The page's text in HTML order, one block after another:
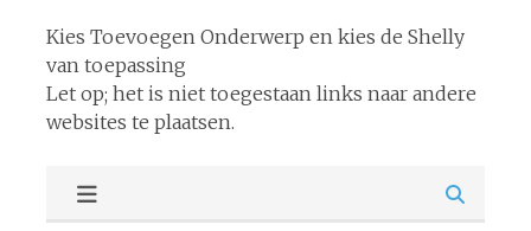
Kies Toevoegen Onderwerp en kies de Shelly
van toepassing
Let op; het is niet toegestaan links naar andere
websites te plaatsen.